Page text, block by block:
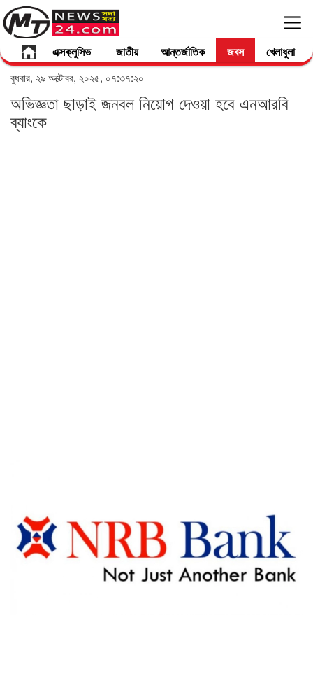
এক্সক্লুসিভ জাতীয় আন্তর্জাতিক জবস খেলাধুলা
বুধবার, ২৯ অক্টোবর, ২০২৫, ০৭:৩৭:২০
অভিজ্ঞতা ছাড়াই জনবল নিয়োগ দেওয়া হবে এনআরবি
ব্যাংকে